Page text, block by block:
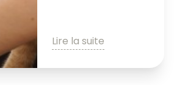
Lire la suite